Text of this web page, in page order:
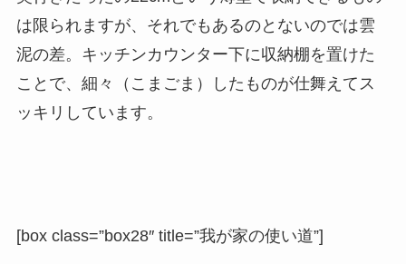
は限られますが、それでもあるのとないのでは雲
泥の差。キッチンカウンター下に収納棚を置けた
ことで、細々（こまごま）したものが仕舞えてス
ッキリしています。
[box class=”box28″ title=”我が家の使い道”]